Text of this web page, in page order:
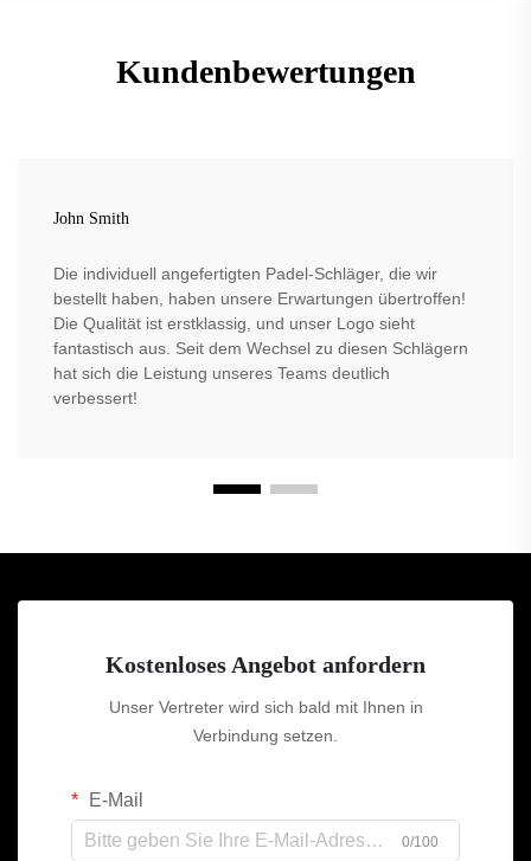
Kundenbewertungen
John Smith
Die individuell angefertigten Padel-Schläger, die wir
bestellt haben, haben unsere Erwartungen übertroffen!
Die Qualität ist erstklassig, und unser Logo sieht
fantastisch aus. Seit dem Wechsel zu diesen Schlägern
hat sich die Leistung unseres Teams deutlich
verbessert!
Kostenloses Angebot anfordern
Unser Vertreter wird sich bald mit Ihnen in
Verbindung setzen.
E-Mail
0/100